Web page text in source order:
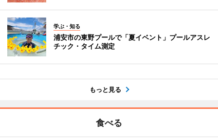
学ぶ・知る
浦安市の東野プールで「夏イベント」プールアスレ
チック・タイム測定
もっと見る
食べる